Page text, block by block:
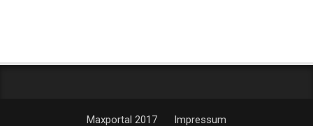
Maxportal 2017 Impressum